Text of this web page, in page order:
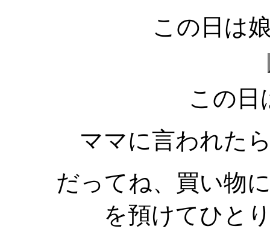
この日は
この日
ママに言われた
だってね、買い物
を預けてひと